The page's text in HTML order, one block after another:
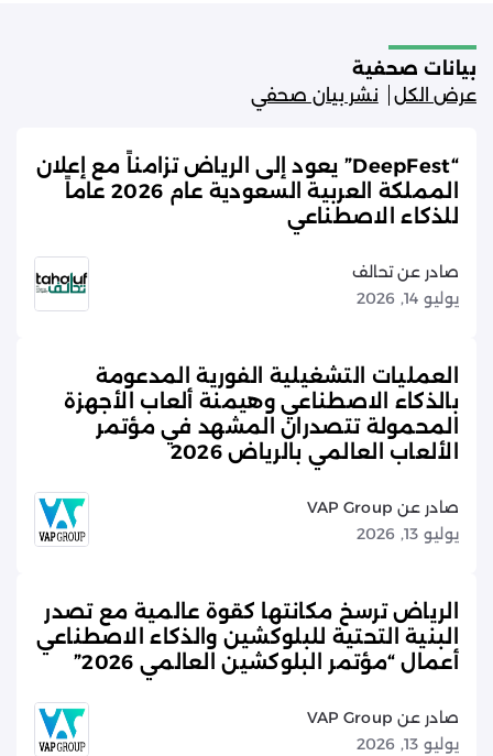
بيانات صحفية
عرض الكل
نشر بيان صحفي
“DeepFest” يعود إلى الرياض تزامناً مع إعلان
المملكة العربية السعودية عام 2026 عاماً
للذكاء الاصطناعي
صادر عن تحالف
يوليو 14, 2026
العمليات التشغيلية الفورية المدعومة
بالذكاء الاصطناعي وهيمنة ألعاب الأجهزة
المحمولة تتصدران المشهد في مؤتمر
الألعاب العالمي بالرياض 2026
صادر عن VAP Group
يوليو 13, 2026
الرياض ترسخ مكانتها كقوة عالمية مع تصدر
البنية التحتية للبلوكشين والذكاء الاصطناعي
أعمال “مؤتمر البلوكشين العالمي 2026”
صادر عن VAP Group
يوليو 13, 2026